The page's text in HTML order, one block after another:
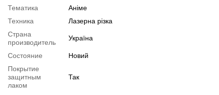
Тематика
Аніме
Техника
Лазерна різка
Страна
производитель
Україна
Состояние
Новий
Покрытие
защитным
лаком
Так